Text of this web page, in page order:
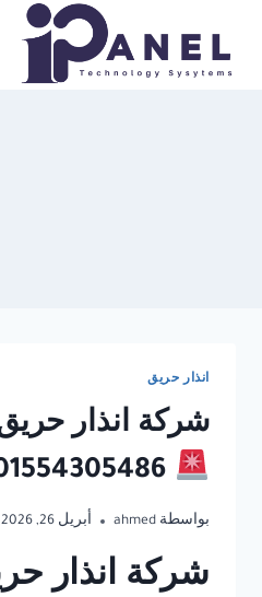
المحتوى
انذار حريق
شركة انذار
بواسطة ahmed أبريل 26, 2026
شركة انذار